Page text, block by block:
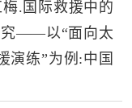
.国际救援中的
究——以“面向太
演练”为例:中国